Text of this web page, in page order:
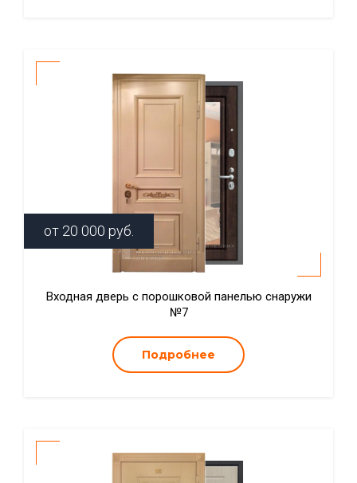
от 20 000 руб.
Входная дверь с порошковой панелью снаружи
№7
Подробнее